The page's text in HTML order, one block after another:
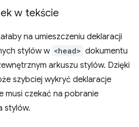
w tekście
na umieszczeniu deklaracji
stylów w <head> dokumentu
arkuszu stylów. Dzięki
szybciej wykryć deklaracje
musi czekać na pobranie
stylów.